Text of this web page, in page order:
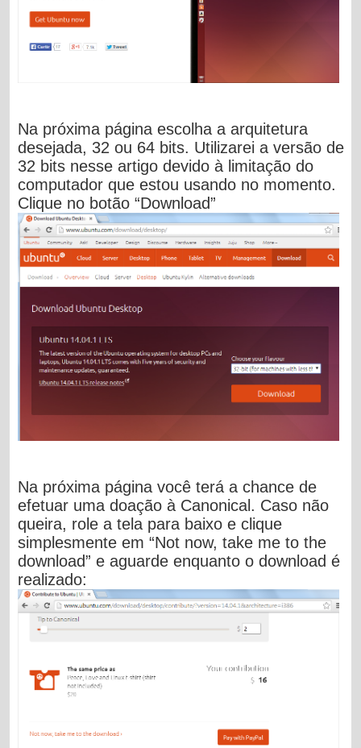
Na próxima página escolha a arquitetura
desejada, 32 ou 64 bits. Utilizarei a versão de
32 bits nesse artigo devido à limitação do
computador que estou usando no momento.
Clique no botão “Download”
Na próxima página você terá a chance de
efetuar uma doação à Canonical. Caso não
queira, role a tela para baixo e clique
simplesmente em “Not now, take me to the
download” e aguarde enquanto o download é
realizado: